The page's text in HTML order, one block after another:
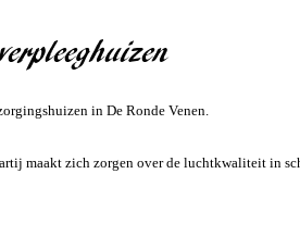
in De Ronde Venen.
maakt zich zorgen over de luchtkwaliteit in